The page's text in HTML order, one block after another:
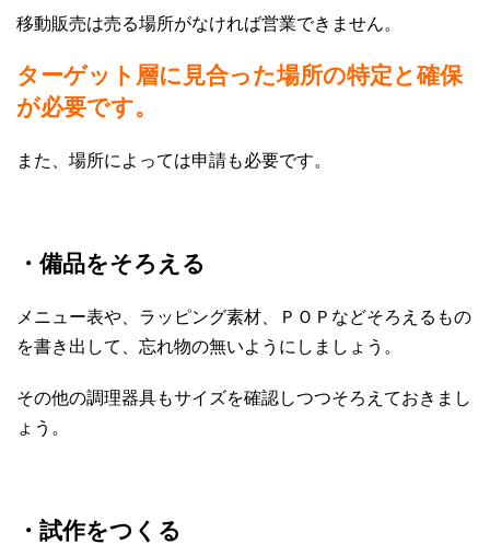
移動販売は売る場所がなければ営業できません。
ターゲット層に見合った場所の特定と確保
が必要です。
また、場所によっては申請も必要です。
・備品をそろえる
メニュー表や、ラッピング素材、ＰＯＰなどそろえるもの
を書き出して、忘れ物の無いようにしましょう。
その他の調理器具もサイズを確認しつつそろえておきまし
ょう。
・試作をつくる